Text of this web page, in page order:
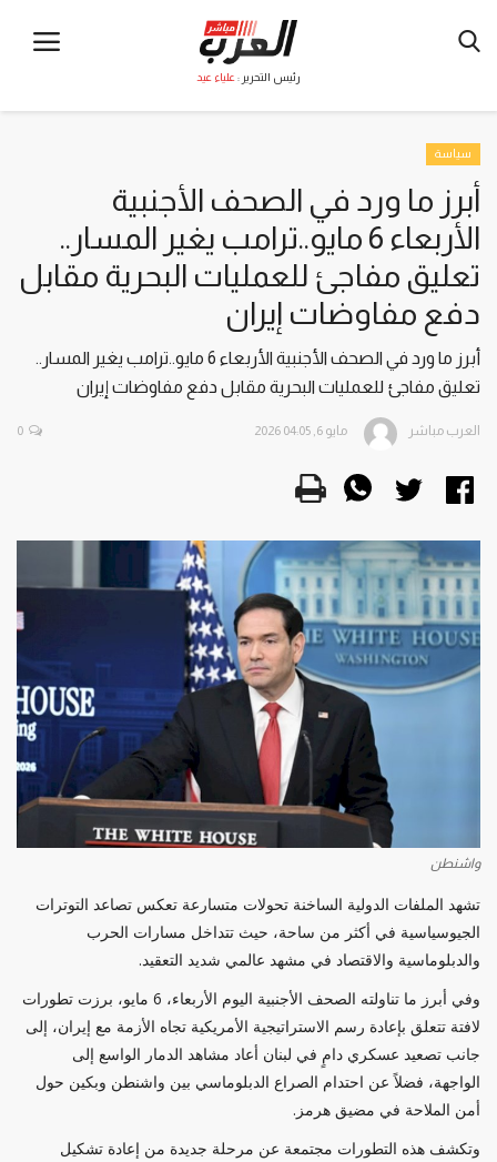
رئيس التحرير : علياء عيد
سياسة
أبرز ما ورد في الصحف الأجنبية
الأربعاء 6 مايو..ترامب يغير المسار..
تعليق مفاجئ للعمليات البحرية مقابل
دفع مفاوضات إيران
أبرز ما ورد في الصحف الأجنبية الأربعاء 6 مايو..ترامب يغير المسار..
تعليق مفاجئ للعمليات البحرية مقابل دفع مفاوضات إيران
العرب مباشر مايو 6, 2026 04:05 0
واشنطن
تشهد الملفات الدولية الساخنة تحولات متسارعة تعكس تصاعد التوترات
الجيوسياسية في أكثر من ساحة، حيث تتداخل مسارات الحرب
والدبلوماسية والاقتصاد في مشهد عالمي شديد التعقيد.
وفي أبرز ما تناولته الصحف الأجنبية اليوم الأربعاء، 6 مايو، برزت تطورات
لافتة تتعلق بإعادة رسم الاستراتيجية الأمريكية تجاه الأزمة مع إيران، إلى
جانب تصعيد عسكري دامٍ في لبنان أعاد مشاهد الدمار الواسع إلى
الواجهة، فضلاً عن احتدام الصراع الدبلوماسي بين واشنطن وبكين حول
أمن الملاحة في مضيق هرمز.
وتكشف هذه التطورات مجتمعة عن مرحلة جديدة من إعادة تشكيل